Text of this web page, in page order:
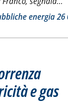
energia 26
e gas..